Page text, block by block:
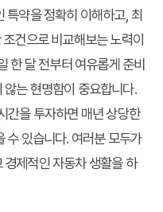
특약을 정확히 이해하고, 최
건으로 비교해보는 노력이
한 달 전부터 여유롭게 준비
는 현명함이 중요합니다.
간을 투자하면 매년 상당한
수 있습니다. 여러분 모두가
제적인 자동차 생활을 하